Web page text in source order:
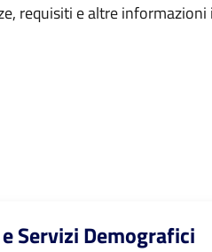
requisiti e altre
Servizi Demografici